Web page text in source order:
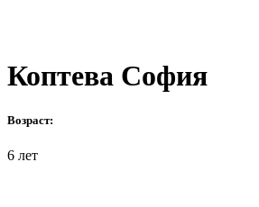
Коптева София
Возраст:
6 лет